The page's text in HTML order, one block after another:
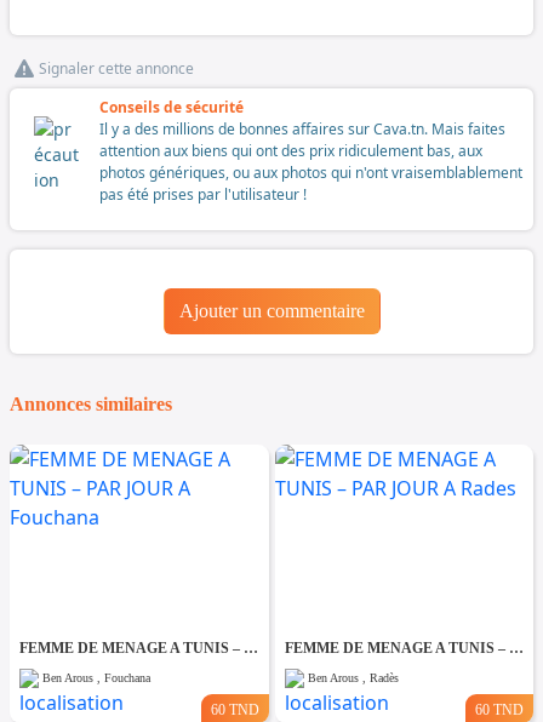
Signaler cette annonce
Conseils de sécurité
Il y a des millions de bonnes affaires sur Cava.tn. Mais faites
attention aux biens qui ont des prix ridiculement bas, aux
photos génériques, ou aux photos qui n'ont vraisemblablement
pas été prises par l'utilisateur !
Ajouter un commentaire
Annonces similaires
FEMME DE MENAGE A TUNIS – PAR JOUR A Fouchana
Ben Arous , Fouchana
60 TND
FEMME DE MENAGE A TUNIS – PAR JOUR A Rades
Ben Arous , Radès
60 TND